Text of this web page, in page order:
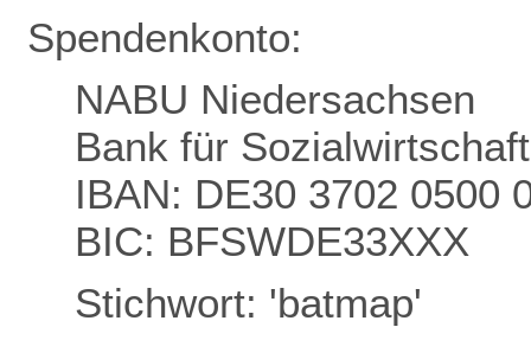
Spendenkonto:
NABU Niedersachsen
Bank für
IBAN: DE30 3702 0500
BIC: BFSWDE33XXX
Stichwort: 'batmap'